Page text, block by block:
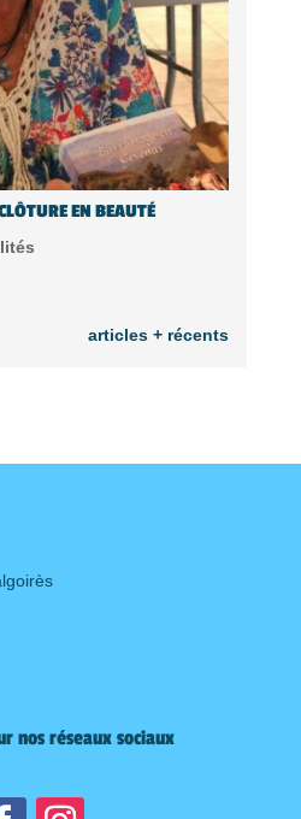
EN BEAUTÉ
articles + récents
nos réseaux sociaux